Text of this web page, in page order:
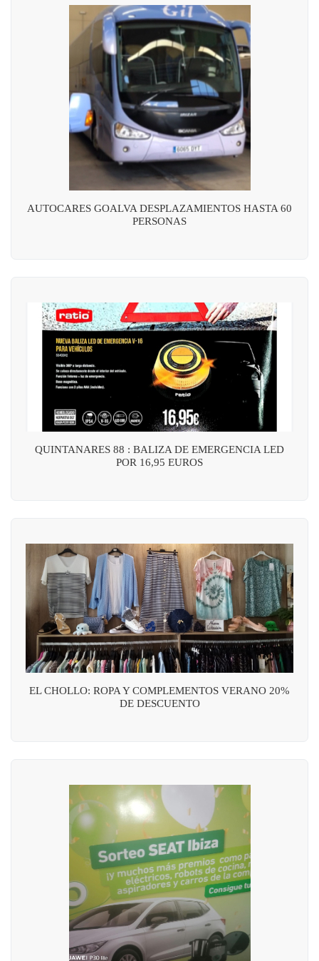
AUTOCARES GOALVA DESPLAZAMIENTOS HASTA 60
PERSONAS
QUINTANARES 88 : BALIZA DE EMERGENCIA LED
POR 16,95 EUROS
EL CHOLLO: ROPA Y COMPLEMENTOS VERANO 20%
DE DESCUENTO